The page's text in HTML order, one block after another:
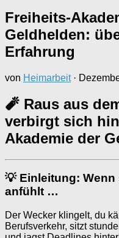
Freiheits-
Geldhelden:
Erfahrung
von Heimarbeit ·
🧨 Raus aus
verbirgt sich
Akademie der
💡 Einleitung:
anfühlt …
Der Wecker klingelt, du
Berufsverkehr, sitzt